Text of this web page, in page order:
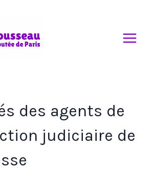
des agents de
judiciaire de